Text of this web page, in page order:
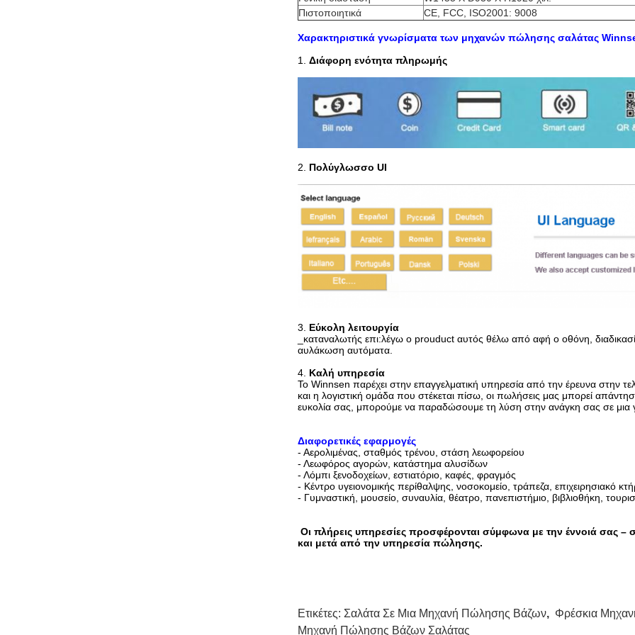
Πιστοποιητικά
CE, FCC, ISO2001: 9008
Χαρακτηριστικά γνωρίσματα των μηχανών πώλησης σαλάτας
1. Διάφορη ενότητα πληρωμής
2. Πολύγλωσσο UI
3. Εύκολη λειτουργία
_καταναλωτής επι:λέγω ο prouduct αυτός θέλω από αφή ο οθόνη,
αυλάκωση αυτόματα.
4. Καλή υπηρεσία
Το Winnsen παρέχει στην επαγγελματική υπηρεσία από την έρευνα στην
και η λογιστική ομάδα που στέκεται πίσω, οι πωλήσεις μας μπορεί
ευκολία σας, μπορούμε να παραδώσουμε τη λύση στην ανάγκη σας σε μια
Διαφορετικές εφαρμογές
- Αερολιμένας, σταθμός τρένου, στάση λεωφορείου
- Λεωφόρος αγορών, κατάστημα αλυσίδων
- Λόμπι ξενοδοχείων, εστιατόριο, καφές, φραγμός
- Κέντρο υγειονομικής περίθαλψης, νοσοκομείο, τράπεζα, επιχειρησιακό
- Γυμναστική, μουσείο, συναυλία, θέατρο, πανεπιστήμιο, βιβλιοθήκη,
Οι πλήρεις υπηρεσίες προσφέρονται σύμφωνα με την έννοιά σας
και μετά από την υπηρεσία πώλησης.
Ετικέτες: Σαλάτα Σε Μια Μηχανή Πώλησης Βάζων, Φρέσκια
Μηχανή Πώλησης Βάζων Σαλάτας